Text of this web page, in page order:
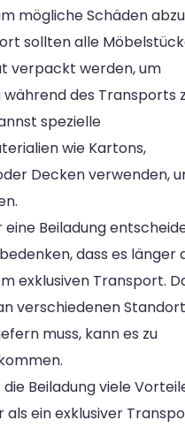
mögliche Schäden
sollten alle
verpackt werden, um
während des Transports
spezielle
wie Kartons,
Decken verwenden,
eine Beiladung
dass es länger
exklusiven Transport.
verschiedenen
muss, kann es zu
Beiladung viele
ein exklusiver